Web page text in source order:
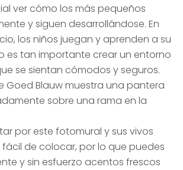
ver cómo los más pequeños
y siguen desarrollándose. En
los niños juegan y aprenden a su
es tan importante crear un entorno
se sientan cómodos y seguros.
Goed Blauw muestra una pantera
sobre una rama en la
por este fotomural y sus vivos
fácil de colocar, por lo que puedes
y sin esfuerzo acentos frescos